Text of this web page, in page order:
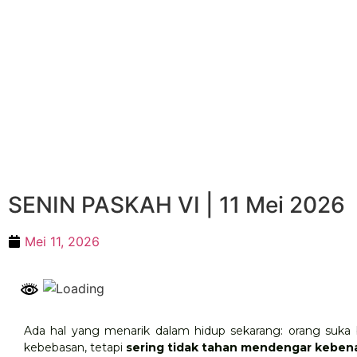
SENIN PASKAH VI | 11 Mei 2026
Mei 11, 2026
Ada hal yang menarik dalam hidup sekarang: orang suka
kebebasan, tetapi sering tidak tahan mendengar